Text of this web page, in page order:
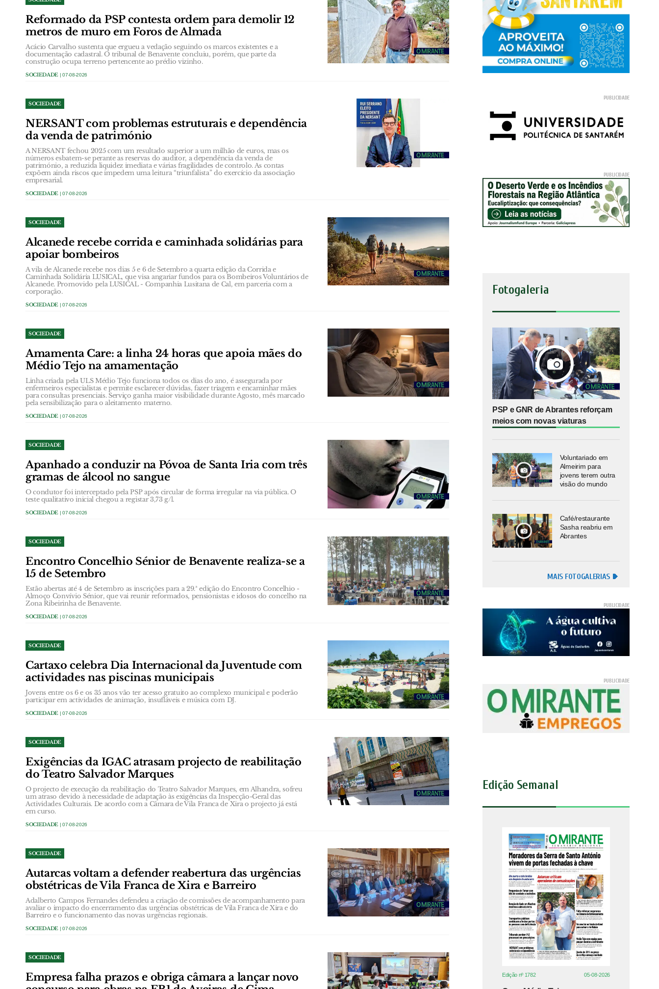
Reformado da PSP contesta ordem para demolir 12
metros de muro em Foros de Almada
Acácio Carvalho sustenta que ergueu a vedação seguindo os marcos existentes e a
documentação cadastral. O tribunal de Benavente concluiu, porém, que parte da
construção ocupa terreno pertencente ao prédio vizinho.
SOCIEDADE | 07-08-2026
SOCIEDADE
NERSANT com problemas estruturais e dependência
da venda de património
A NERSANT fechou 2025 com um resultado superior a um milhão de euros, mas os
números esbatem-se perante as reservas do auditor, a dependência da venda de
património, a reduzida liquidez imediata e várias fragilidades de controlo. As contas
expõem ainda riscos que impedem uma leitura “triunfalista” do exercício da associação
empresarial.
SOCIEDADE | 07-08-2026
SOCIEDADE
Alcanede recebe corrida e caminhada solidárias para
apoiar bombeiros
A vila de Alcanede recebe nos dias 5 e 6 de Setembro a quarta edição da Corrida e
Caminhada Solidária LUSICAL, que visa angariar fundos para os Bombeiros Voluntários de
Alcanede. Promovido pela LUSICAL - Companhia Lusitana de Cal, em parceria com a
corporação.
SOCIEDADE | 07-08-2026
SOCIEDADE
Amamenta Care: a linha 24 horas que apoia mães do
Médio Tejo na amamentação
Linha criada pela ULS Médio Tejo funciona todos os dias do ano, é assegurada por
enfermeiros especialistas e permite esclarecer dúvidas, fazer triagem e encaminhar mães
para consultas presenciais. Serviço ganha maior visibilidade durante Agosto, mês marcado
pela sensibilização para o aleitamento materno.
SOCIEDADE | 07-08-2026
SOCIEDADE
Apanhado a conduzir na Póvoa de Santa Iria com três
gramas de álcool no sangue
O condutor foi interceptado pela PSP após circular de forma irregular na via pública. O
teste qualitativo inicial chegou a registar 3,73 g/l.
SOCIEDADE | 07-08-2026
SOCIEDADE
Encontro Concelhio Sénior de Benavente realiza-se a
15 de Setembro
Estão abertas até 4 de Setembro as inscrições para a 29.ª edição do Encontro Concelhio -
Almoço Convívio Sénior, que vai reunir reformados, pensionistas e idosos do concelho na
Zona Ribeirinha de Benavente.
SOCIEDADE | 07-08-2026
SOCIEDADE
Cartaxo celebra Dia Internacional da Juventude com
actividades nas piscinas municipais
Jovens entre os 6 e os 35 anos vão ter acesso gratuito ao complexo municipal e poderão
participar em actividades de animação, insufláveis e música com DJ.
SOCIEDADE | 07-08-2026
SOCIEDADE
Exigências da IGAC atrasam projecto de reabilitação
do Teatro Salvador Marques
O projecto de execução da reabilitação do Teatro Salvador Marques, em Alhandra, sofreu
um atraso devido à necessidade de adaptação às exigências da Inspecção-Geral das
Actividades Culturais. De acordo com a Câmara de Vila Franca de Xira o projecto já está
em curso.
SOCIEDADE | 07-08-2026
SOCIEDADE
Autarcas voltam a defender reabertura das urgências
obstétricas de Vila Franca de Xira e Barreiro
Adalberto Campos Fernandes defendeu a criação de comissões de acompanhamento para
avaliar o impacto do encerramento das urgências obstétricas de Vila Franca de Xira e do
Barreiro e o funcionamento das novas urgências regionais.
SOCIEDADE | 07-08-2026
SOCIEDADE
Empresa falha prazos e obriga câmara a lançar novo
Fotogaleria
PSP e GNR de Abrantes reforçam
meios com novas viaturas
Voluntariado em
Almeirim para
jovens terem outra
visão do mundo
Café/restaurante
Sasha reabriu em
Abrantes
MAIS FOTOGALERIAS
Edição Semanal
Edição nº 1782 05-08-2026